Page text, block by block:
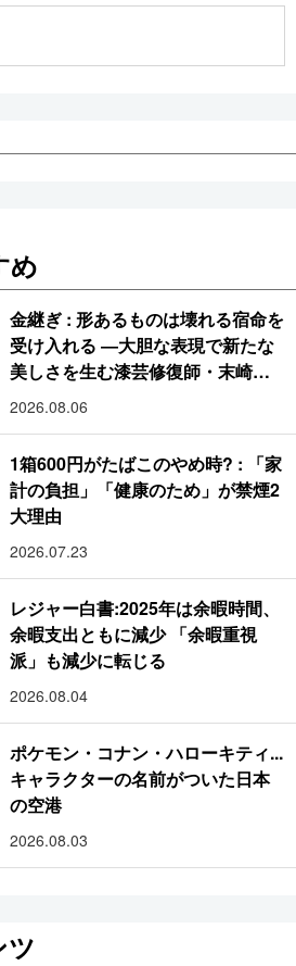
め
金継ぎ : 形あるものは壊れる宿命を
受け入れる ―大胆な表現で新たな
美しさを生む漆芸修復師・末崎広
樹
2026.08.06
1箱600円がたばこのやめ時? : 「家
計の負担」「健康のため」が禁煙2
大理由
2026.07.23
レジャー白書:2025年は余暇時間、
余暇支出ともに減少 「余暇重視
派」も減少に転じる
2026.08.04
ポケモン・コナン・ハローキティ...
キャラクターの名前がついた日本
の空港
2026.08.03
ツ